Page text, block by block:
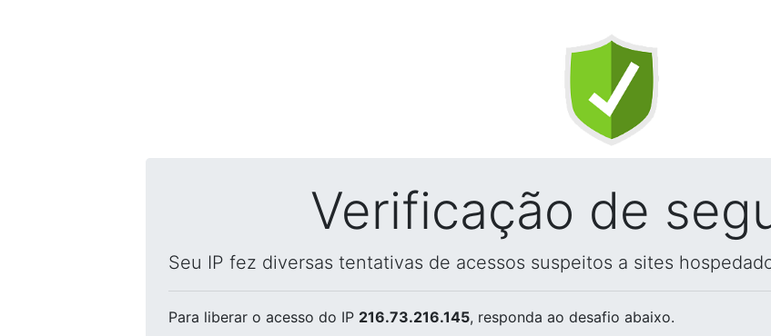
Verificação de
Seu IP fez diversas tentativas de acessos suspeitos a sites
Para liberar o acesso do IP 216.73.216.145, responda ao desafio abaixo.